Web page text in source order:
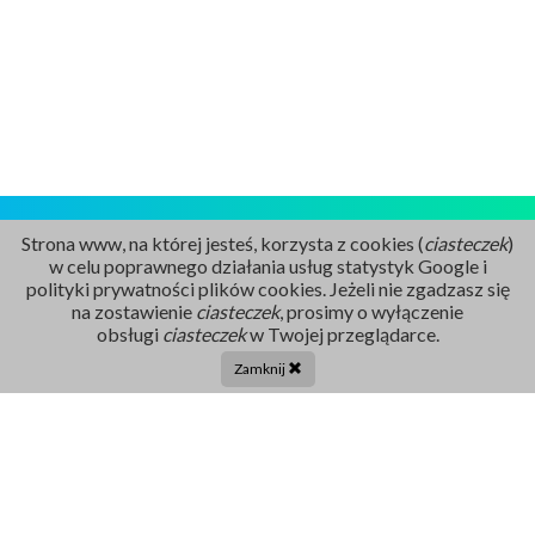
Rejestracja
Tel. centrala:
Strona www, na której jesteś, korzysta z cookies (ciasteczek)
w celu poprawnego działania usług statystyk Google i
polityki prywatności plików cookies. Jeżeli nie zgadzasz się
na zostawienie ciasteczek, prosimy o wyłączenie
obsługi ciasteczekw Twojej przeglądarce.
Zamknij